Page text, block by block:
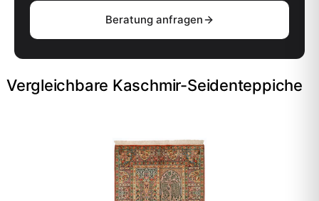
Beratung anfragen
Vergleichbare Kaschmir-Seidenteppiche